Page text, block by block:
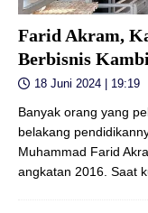
Farid Akram,
Berbisnis
18 Juni 2024 | 19:19
Banyak orang yang
belakang
Muhammad Farid
angkatan 2016. Saat